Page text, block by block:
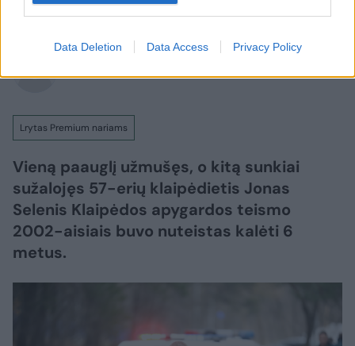
Data Deletion Data Access Privacy Policy
2026 m. rugpjūčio 8 d. 18:00
Lrytas Premium nariams
Vieną paauglį užmušęs, o kitą sunkiai
sužalojęs 57-erių klaipėdietis Jonas
Selenis Klaipėdos apygardos teismo
2002-aisiais buvo nuteistas kalėti 6
metus.